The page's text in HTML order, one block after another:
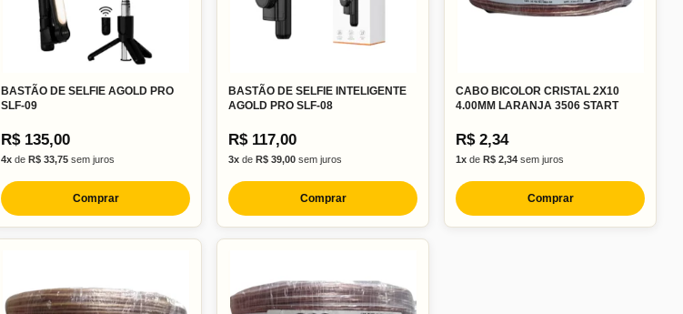
BASTÃO DE SELFIE AGOLD PRO
SLF-09
R$ 135,00
4x de R$ 33,75 sem juros
Comprar
BASTÃO DE SELFIE INTELIGENTE
AGOLD PRO SLF-08
R$ 117,00
3x de R$ 39,00 sem juros
Comprar
CABO BICOLOR CRISTAL 2X10
4.00MM LARANJA 3506 START
R$ 2,34
1x de R$ 2,34 sem juros
Comprar